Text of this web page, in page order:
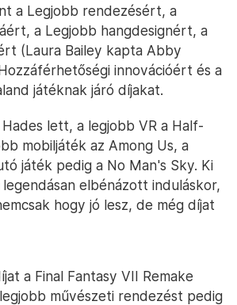
a Legjobb rendezésért, a
a Legjobb hangdesignért, a
(Laura Bailey kapta Abby
innovációért és a
játéknak járó díjakat.
lett, a legjobb VR a Half-
mobiljáték az Among Us, a
játék pedig a No Man's Sky. Ki
elbénázott induláskor,
hogy jó lesz, de még díjat
a Final Fantasy VII Remake
művészeti rendezést pedig